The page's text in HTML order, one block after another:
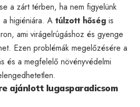
a zárt térben, ha nem figyelünk
higiéniára. A túlzott hőség is
ami virágelrúgáshoz és gyenge
Ezen problémák megelőzésére a
és a megfelelő növényvédelmi
ajánlott lugasparadicsom